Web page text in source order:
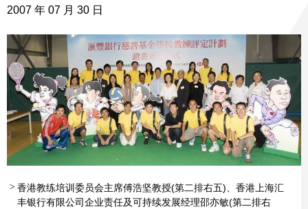
2007 年 07 月 30 日
香港教练培训委员会主席傅浩坚教授(第二排右五)、香港上海汇
丰银行有限公司企业责任及可持续发展经理邵亦敏(第二排右